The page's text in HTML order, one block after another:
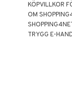
KÖPVILLKOR
OM
TRYGG E-